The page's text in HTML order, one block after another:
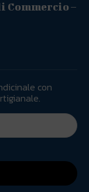
Commercio –
con